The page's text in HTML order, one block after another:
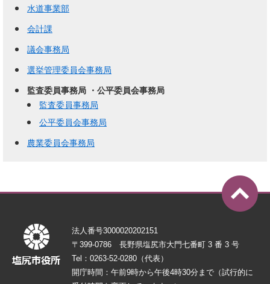
水道事業部
会計課
議会事務局
選挙管理委員会事務局
監査委員事務局 ・公平委員会事務局
監査委員事務局
公平委員会事務局
農業委員会事務局
法人番号3000020202151
〒399-0786 長野県塩尻市大門七番町 3 番 3 号
Tel：0263-52-0280（代表）
開庁時間：午前9時から午後4時30分まで（試行的に